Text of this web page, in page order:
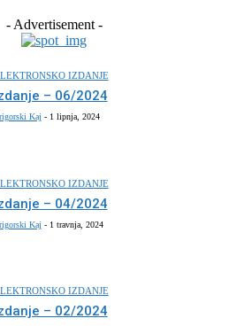
- Advertisement -
IZDANJE
– 06/2024
Kaj - 1 lipnja, 2024
IZDANJE
– 04/2024
Kaj - 1 travnja, 2024
IZDANJE
– 02/2024